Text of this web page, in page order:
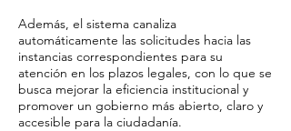
Además, el sistema canaliza
automáticamente las solicitudes hacia las
instancias correspondientes para su
atención en los plazos legales, con lo que se
busca mejorar la eficiencia institucional y
promover un gobierno más abierto, claro y
accesible para la ciudadanía.